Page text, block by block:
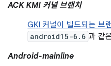
ACK KMI 커널 브랜치
GKI 커널이 빌드되는 브
android15-6.6 과 같
Android-mainline